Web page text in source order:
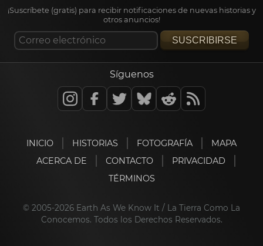
¡Suscríbete (gratis) para recibir notificaciones de nuevas historias y
otros anuncios!
SUSCRIBIRSE
Síguenos
INICIO HISTORIAS FOTOGRAFÍA
MAPA
ACERCA DE
CONTACTO
PRIVACIDAD
TÉRMINOS
© 2005-2026 Earth As We Know It / La Tierra Como La
Conocemos. Todos los Derechos Reservados.